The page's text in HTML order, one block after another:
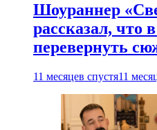
Шоураннер
рассказал, что
перевернуть
11 месяцев спустя11